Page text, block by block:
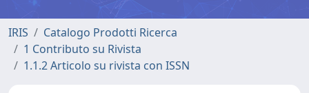
IRIS
Catalogo Prodotti Ricerca
1 Contributo su Rivista
1.1.2 Articolo su rivista con ISSN